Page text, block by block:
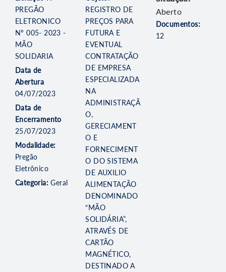
PREGÃO
ELETRONICO
Nº 005- 2023 -
MÃO
SOLIDARIA
Data de
Abertura
04/07/2023
Data de
Encerramento
25/07/2023
Modalidade:
Pregão
Eletrônico
Categoria:Geral
REGISTRO DE
PREÇOS PARA
FUTURA E
EVENTUAL
CONTRATAÇÃO
DE EMPRESA
ESPECIALIZADA
NA
ADMINISTRAÇÃ
O,
GERECIAMENT
O E
FORNECIMENT
O DO SISTEMA
DE AUXILIO
ALIMENTAÇÃO
DENOMINADO
“MÃO
SOLIDÁRIA”,
ATRAVÉS DE
CARTÃO
MAGNÉTICO,
DESTINADO A
Aberto
Documentos:
12